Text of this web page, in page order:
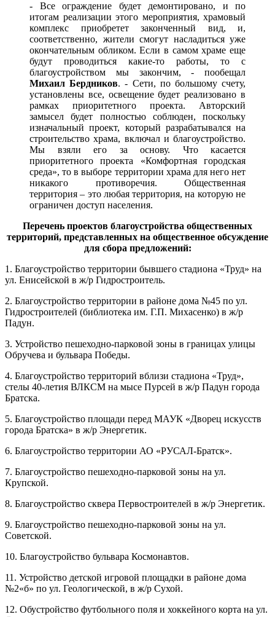
- Все ограждение будет демонтировано, и по
итогам реализации этого мероприятия, храмовый
комплекс приобретет законченный вид, и,
соответственно, жители смогут насладиться уже
окончательным обликом. Если в самом храме еще
будут проводиться какие-то работы, то с
благоустройством мы закончим, - пообещал
Михаил Бердников. - Сети, по большому счету,
установлены все, освещение будет реализовано в
рамках приоритетного проекта. Авторский
замысел будет полностью соблюден, поскольку
изначальный проект, который разрабатывался на
строительство храма, включал и благоустройство.
Мы взяли его за основу. Что касается
приоритетного проекта «Комфортная городская
среда», то в выборе территории храма для него нет
никакого противоречия. Общественная
территория – это любая территория, на которую не
ограничен доступ населения.
Перечень проектов благоустройства общественных
территорий, представленных на общественное обсуждение
для сбора предложений:
1. Благоустройство территории бывшего стадиона «Труд» на
ул. Енисейской в ж/р Гидростроитель.
2. Благоустройство территории в районе дома №45 по ул.
Гидростроителей (библиотека им. Г.П. Михасенко) в ж/р
Падун.
3. Устройство пешеходно-парковой зоны в границах улицы
Обручева и бульвара Победы.
4. Благоустройство территорий вблизи стадиона «Труд»,
стелы 40-летия ВЛКСМ на мысе Пурсей в ж/р Падун города
Братска.
5. Благоустройство площади перед МАУК «Дворец искусств
города Братска» в ж/р Энергетик.
6. Благоустройство территории АО «РУСАЛ-Братск».
7. Благоустройство пешеходно-парковой зоны на ул.
Крупской.
8. Благоустройство сквера Первостроителей в ж/р Энергетик.
9. Благоустройство пешеходно-парковой зоны на ул.
Советской.
10. Благоустройство бульвара Космонавтов.
11. Устройство детской игровой площадки в районе дома
№2«б» по ул. Геологической, в ж/р Сухой.
12. Обустройство футбольного поля и хоккейного корта на ул.